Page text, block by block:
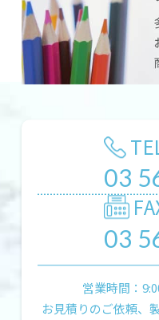
03
03
営業時間：
お見積りのご依頼、